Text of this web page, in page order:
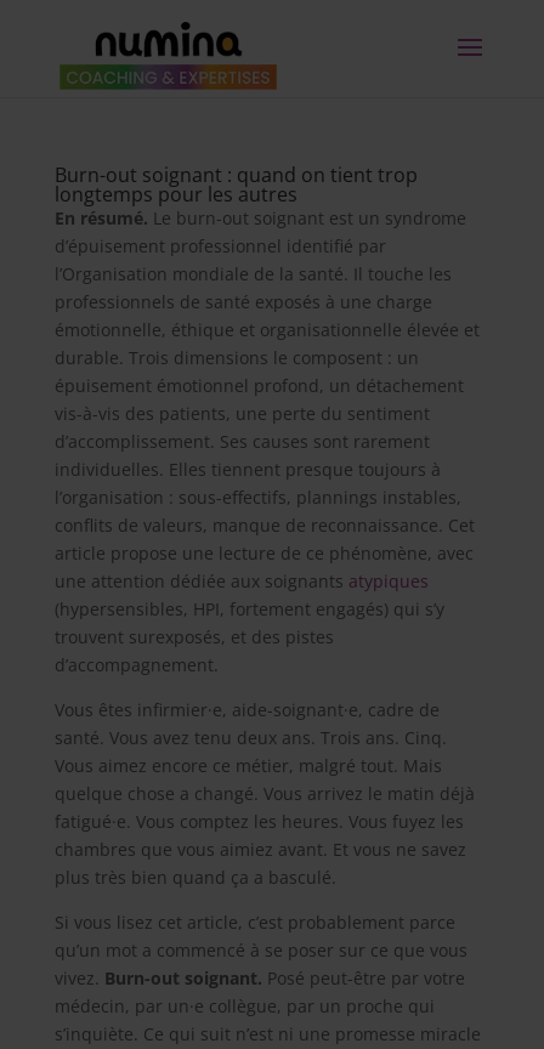
Burn-out soignant : quand on tient trop
longtemps pour les autres
En résumé. Le burn-out soignant est un syndrome
d’épuisement professionnel identifié par
l’Organisation mondiale de la santé. Il touche les
professionnels de santé exposés à une charge
émotionnelle, éthique et organisationnelle élevée et
durable. Trois dimensions le composent : un
épuisement émotionnel profond, un détachement
vis-à-vis des patients, une perte du sentiment
d’accomplissement. Ses causes sont rarement
individuelles. Elles tiennent presque toujours à
l’organisation : sous-effectifs, plannings instables,
conflits de valeurs, manque de reconnaissance. Cet
article propose une lecture de ce phénomène, avec
une attention dédiée aux soignants atypiques
(hypersensibles, HPI, fortement engagés) qui s’y
trouvent surexposés, et des pistes
d’accompagnement.
Vous êtes infirmier·e, aide-soignant·e, cadre de
santé. Vous avez tenu deux ans. Trois ans. Cinq.
Vous aimez encore ce métier, malgré tout. Mais
quelque chose a changé. Vous arrivez le matin déjà
fatigué·e. Vous comptez les heures. Vous fuyez les
chambres que vous aimiez avant. Et vous ne savez
plus très bien quand ça a basculé.
Si vous lisez cet article, c’est probablement parce
qu’un mot a commencé à se poser sur ce que vous
vivez. Burn-out soignant. Posé peut-être par votre
médecin, par un·e collègue, par un proche qui
s’inquiète. Ce qui suit n’est ni une promesse miracle